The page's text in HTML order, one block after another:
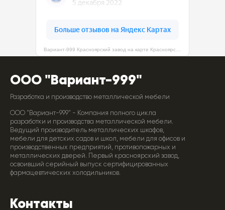
ООО "Вариант-999"
Разработка и производство металлической мебели
ООО "Вариант-999" - Компания полного цикла
разработки и производства металлической мебели.
Ведущий производитель металлических шкафов,
мебели для детских садов и школ, мебели для офисов и
производственных предприятий, противопожарных и
металлических дверей. Первый красноярский завод,
освоивший серийный выпуск сертифицированных
фармацевтических холодильников.
Контакты